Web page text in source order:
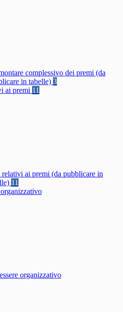
complessivo dei premi (da
in tabelle) 3
ai premi 11
ai premi (da pubblicare in
11
organizzativo